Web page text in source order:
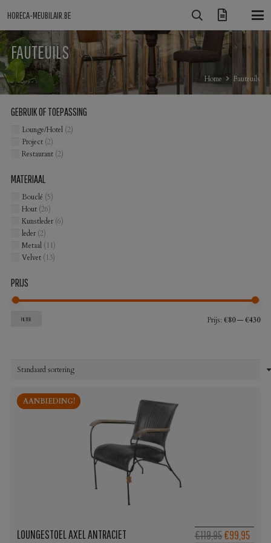
HORECA-MEUBILAIR.BE
FAUTEUILS
Home Fauteuils
GEBRUIK OF TOEPASSING
Lounge/Hotel (2)
Project (2)
Restaurant (2)
MATERIAAL
Bouclé (5)
Hout (26)
Kunstleder (6)
leder (2)
Metaal (11)
Velvet (13)
PRIJS
FILTER Prijs: €80—€430
AANBIEDING!
AANBIEDING!
LOUNGESTOEL AXEL ANTRACIET €119,95€99,95